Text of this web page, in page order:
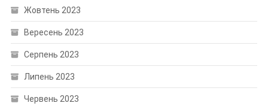
Жовтень 2023
Вересень 2023
Серпень 2023
Липень 2023
Червень 2023